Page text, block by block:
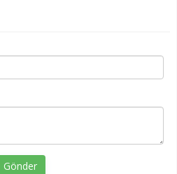
Gönder